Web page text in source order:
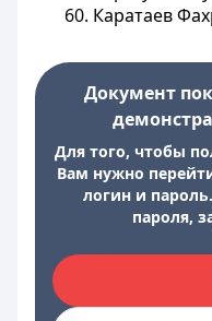
60. Каратаев
Документ
Для того, чтобы
Вам нужно
логин и
пароля,